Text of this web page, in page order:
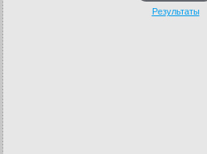
Результаты